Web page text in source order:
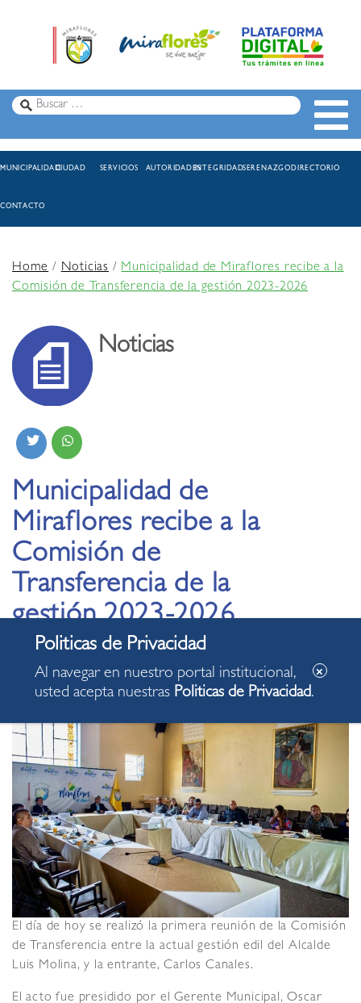
MUNICIPALIDADCIUDAD SERVICIOS AUTORIDADESINTEGRIDADSERENAZGODIRECTORIO
CONTACTO
Home/Noticias /Municipalidad de Miraflores recibe a la
Comisión de Transferencia de la gestión 2023-2026
Noticias
Municipalidad de
Miraflores recibe a la
Comisión de
Transferencia de la
gestión 2023-2026
15.11.2022
El día de hoy se realizó la primera reunión de la Comisión
de Transferencia entre la actual gestión edil del Alcalde
Luis Molina, y la entrante, Carlos Canales.
El acto fue presidido por el Gerente Municipal, Oscar
Al navegar en nuestro portal institucional,
usted acepta nuestras Politicas de Privacidad.